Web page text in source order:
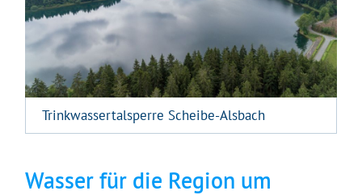
Trinkwassertalsperre Scheibe-Alsbach
Wasser für die Region um
Gleich geht's los!
Technologien auf unserer Website nutzen. Einige sind